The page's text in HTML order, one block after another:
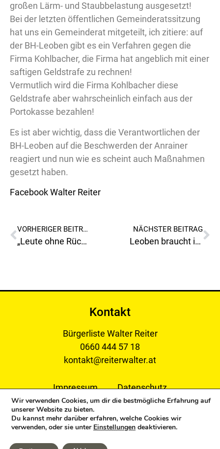
großen Lärm- und Staubbelastung ausgesetzt!
Bei der letzten öffentlichen Gemeinderatssitzung
hat uns ein Gemeinderat mitgeteilt, ich zitiere: auf
der BH-Leoben gibt es ein Verfahren gegen die
Firma Kohlbacher, die Firma hat angeblich mit einer
saftigen Geldstrafe zu rechnen!
Vermutlich wird die Firma Kohlbacher diese
Geldstrafe aber wahrscheinlich einfach aus der
Portokasse bezahlen!
Es ist aber wichtig, dass die Verantwortlichen der
BH-Leoben auf die Beschwerden der Anrainer
reagiert und nun wie es scheint auch Maßnahmen
gesetzt haben.
Facebook Walter Reiter
VORHERIGER BEITRAG
„Leute ohne Rückgrat sind mir ein Graus!“
NÄCHSTER BEITRAG
Leoben braucht ihn nicht!
Kontakt
Bürgerliste Walter Reiter
0660 444 57 18
kontakt@reiterwalter.at
Impressum Datenschutz
Wir verwenden Cookies, um dir die bestmögliche Erfahrung auf
unserer Website zu bieten.
Du kannst mehr darüber erfahren, welche Cookies wir
verwenden, oder sie unter Einstellungen deaktivieren.